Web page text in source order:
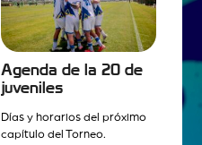
Agenda de la 20 de
juveniles
Días y horarios del próximo
capítulo del Torneo.